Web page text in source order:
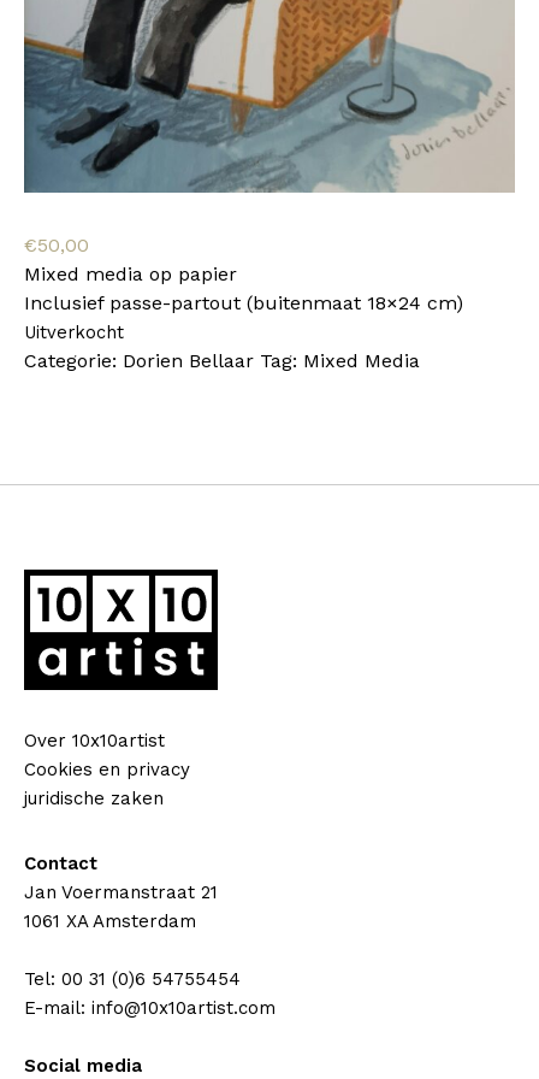
€50,00
Mixed media op papier
Inclusief passe-partout (buitenmaat 18×24 cm)
Uitverkocht
Categorie: Dorien Bellaar Tag: Mixed Media
Over 10x10artist
Cookies en privacy
juridische zaken
Contact
Jan Voermanstraat 21
1061 XA Amsterdam
Tel: 00 31 (0)6 54755454
E-mail: info@10x10artist.com
Social media